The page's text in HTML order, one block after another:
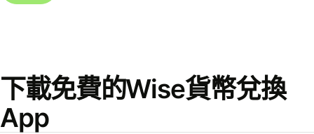
下載免費的Wise貨幣兌換
App